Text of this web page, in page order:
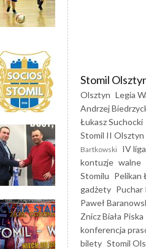
Stomil
Olsztyn Legia
Andrzej
Łukasz Suchocki
Stomil II Olsztyn
Bartkowski IV liga
kontuzje walne
Stomilu Pelikan
gadżety Puchar
Paweł
Znicz Biała Piska
konferencja
bilety Stomil